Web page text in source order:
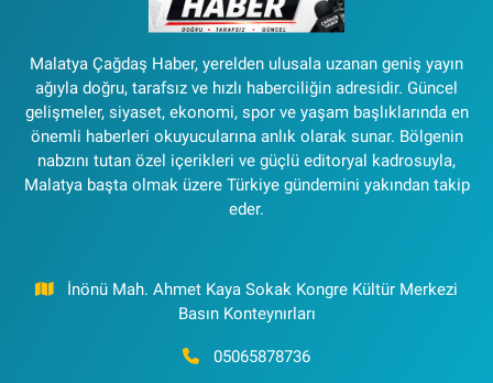
Malatya Çağdaş Haber, yerelden ulusala uzanan geniş yayın
ağıyla doğru, tarafsız ve hızlı haberciliğin adresidir. Güncel
gelişmeler, siyaset, ekonomi, spor ve yaşam başlıklarında en
önemli haberleri okuyucularına anlık olarak sunar. Bölgenin
nabzını tutan özel içerikleri ve güçlü editoryal kadrosuyla,
Malatya başta olmak üzere Türkiye gündemini yakından takip
eder.
İnönü Mah. Ahmet Kaya Sokak Kongre Kültür Merkezi
Basın Konteynırları
05065878736